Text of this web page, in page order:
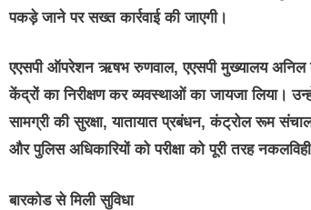
पकड़े जाने पर सख्त कार्रवाई की जाएगी।
एएसपी ऑपरेशन ऋषभ रुणवाल, एएसपी मुख्यालय अनिल
केंद्रों का निरीक्षण कर व्यवस्थाओं का जायजा लिया।
सामग्री की सुरक्षा, यातायात प्रबंधन, कंट्रोल रूम
और पुलिस अधिकारियों को परीक्षा को पूरी तरह
बारकोड से मिली सुविधा